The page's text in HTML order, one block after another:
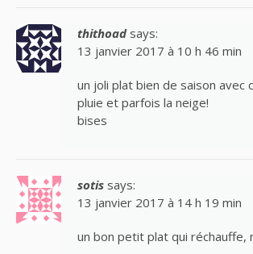
thithoad says:
13 janvier 2017 à 10 h 46 min
un joli plat bien de saison avec
pluie et parfois la neige!
bises
sotis says:
13 janvier 2017 à 14 h 19 min
un bon petit plat qui réchauffe,